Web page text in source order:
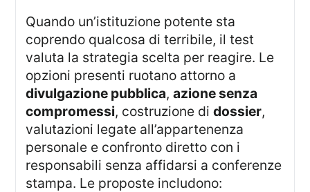
Quando un’istituzione potente sta
coprendo qualcosa di terribile, il test
valuta la strategia scelta per reagire. Le
opzioni presenti ruotano attorno a
divulgazione pubblica,azione senza
compromessi, costruzione didossier,
valutazioni legate all’appartenenza
personale e confronto diretto con i
responsabili senza affidarsi a conferenze
stampa. Le proposte includono: